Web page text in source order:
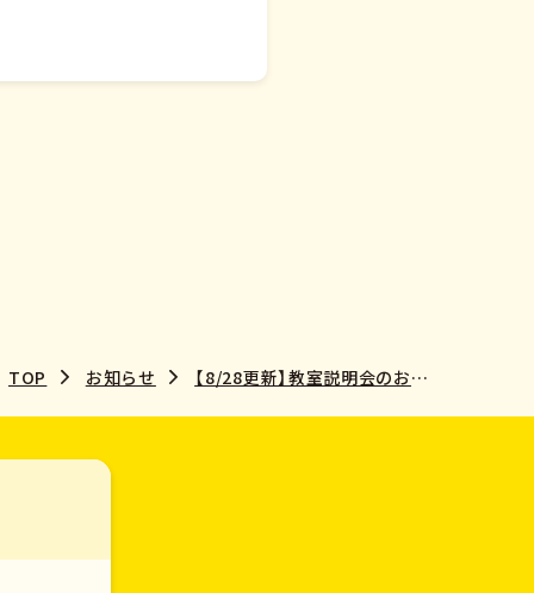
TOP お知らせ 【8/28更新】教室説明会のお知らせ